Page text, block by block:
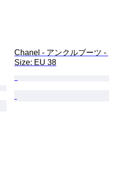
Chanel - アンクルブーツ -
Size: EU 38